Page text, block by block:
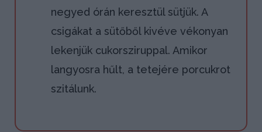
negyed órán keresztül sütjük. A
csigákat a sütőből kivéve vékonyan
lekenjük cukorsziruppal. Amikor
langyosra hűlt, a tetejére porcukrot
szitálunk.